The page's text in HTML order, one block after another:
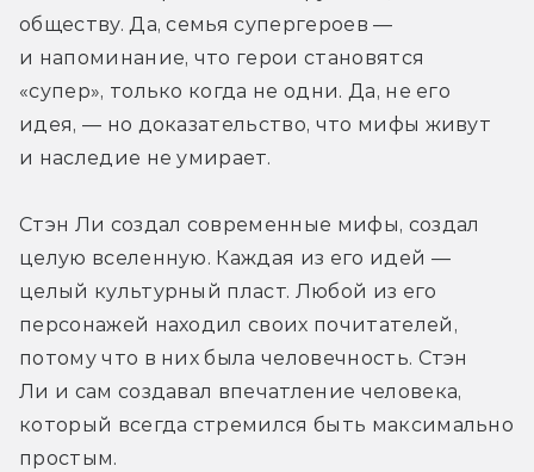
обществу. Да, семья супергероев —
и напоминание, что герои становятся
«супер», только когда не одни. Да, не его
идея, — но доказательство, что мифы живут
и наследие не умирает.
Стэн Ли создал современные мифы, создал
целую вселенную. Каждая из его идей —
целый культурный пласт. Любой из его
персонажей находил своих почитателей,
потому что в них была человечность. Стэн
Ли и сам создавал впечатление человека,
который всегда стремился быть максимально
простым.